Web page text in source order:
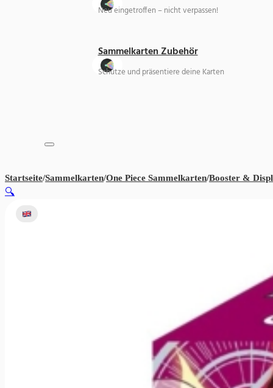
Neu eingetroffen – nicht verpassen!
Sammelkarten Zubehör
Schütze und präsentiere deine Karten
Startseite/Sammelkarten/One Piece Sammelkarten/Booster &
🔍